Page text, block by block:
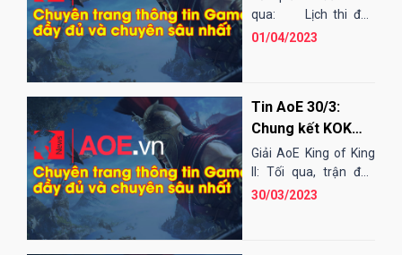
ChipBoy lại ra sân
qua: Lịch thi đấu
hôm nay: Lịch thi đấu
01/04/2023
Tin AoE 30/3:
Chung kết KOK
2023, team Hồng
Anh tập dợt cho
Bé Yêu Cup
Giải AoE King of King
II: Tối qua, trận đấu
tranh hạng 3 của
30/03/2023